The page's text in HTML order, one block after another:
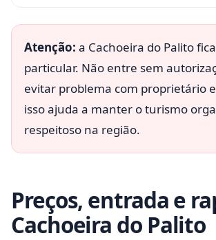
Atenção: a Cachoeira do Palito
particular. Não entre sem
evitar problema com proprietário
isso ajuda a manter o turismo
respeitoso na região.
Preços, entrada e
Cachoeira do Palito